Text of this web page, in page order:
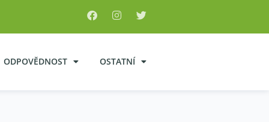
ODPOVĚDNOST OSTATNÍ